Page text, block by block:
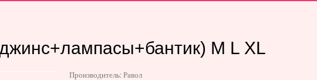
M L XL
Производитель: Равол